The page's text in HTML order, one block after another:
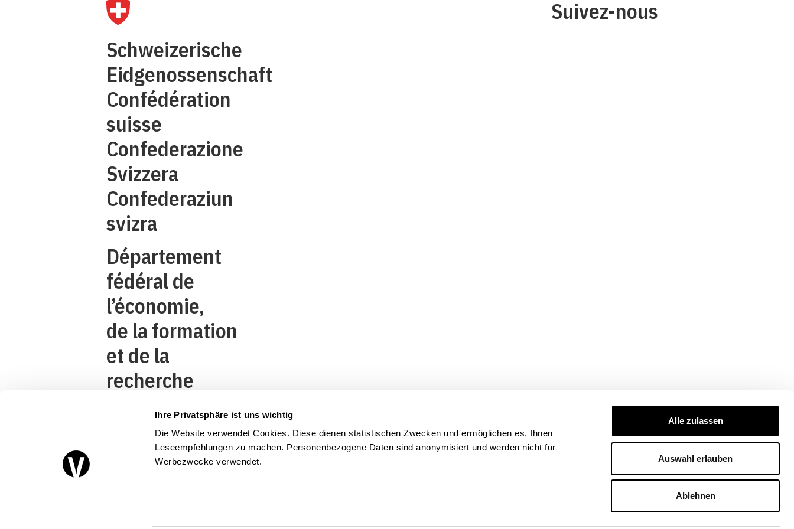
Ihre Privatsphäre ist uns wichtig
Die Website verwendet Cookies. Diese dienen statistischen Zwecken und ermöglichen es, Ihnen
Leseempfehlungen zu machen. Personenbezogene Daten sind anonymisiert und werden nicht für
Werbezwecke verwendet.
Alle zulassen
Auswahl erlauben
Ablehnen
Schweizerische
Eidgenossenschaft
Confédération
suisse
Confederazione
Svizzera
Confederaziun
svizra
Département
fédéral de
l’économie,
de la formation
et de la
recherche
Secrétariat
d’Etat à
Suivez-nous